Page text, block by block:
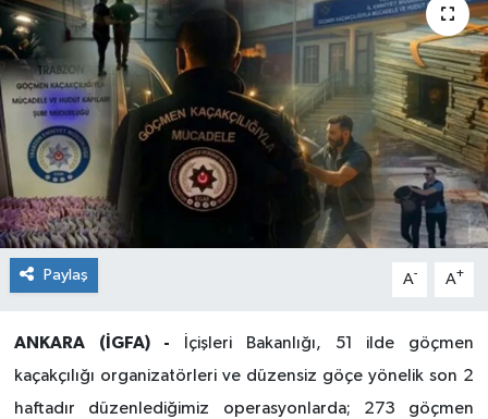
Paylaş A- A+
ANKARA (İGFA) -
İçişleri Bakanlığı, 51 ilde göçmen
kaçakçılığı organizatörleri ve düzensiz göçe yönelik son 2
haftadır düzenlediğimiz operasyonlarda; 273 göçmen